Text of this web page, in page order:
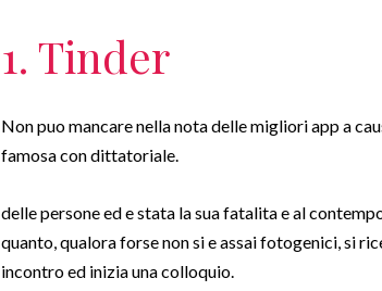
1. Tinder
Non puo mancare nella nota delle migliori app a
famosa con dittatoriale.
delle persone ed e stata la sua fatalita e al
quanto, qualora forse non si e assai fotogenici, si
incontro ed inizia una colloquio.